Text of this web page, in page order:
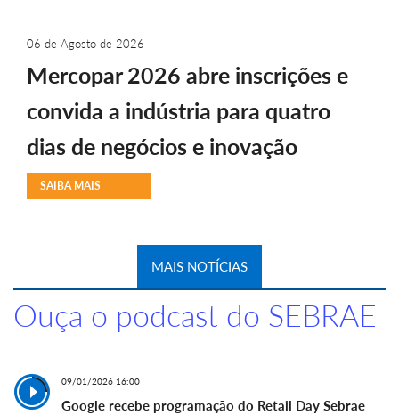
06 de Agosto de 2026
Mercopar 2026 abre inscrições e
convida a indústria para quatro
dias de negócios e inovação
SAIBA MAIS
MAIS NOTÍCIAS
Ouça o podcast do SEBRAE
09/01/2026 16:00
Google recebe programação do Retail Day Sebrae